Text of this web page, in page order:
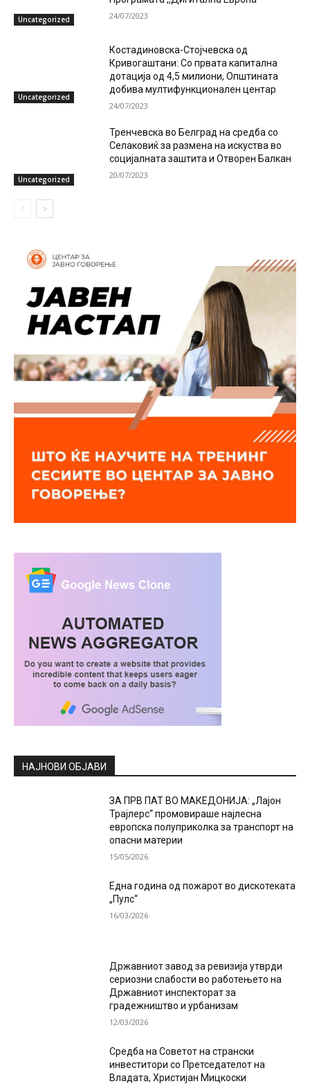
Uncategorized 24/07/2023
Uncategorized
Костадиновска-Стојчевска од
Кривогаштани: Со првата капитална
дотација од 4,5 милиони, Општината
добива мултифункционален центар
24/07/2023
Uncategorized
Тренчевска во Белград на средба со
Селаковиќ за размена на искуства во
социјалната заштита и Отворен Балкан
20/07/2023
НАЈНОВИ ОБЈАВИ
ЗА ПРВ ПАТ ВО МАКЕДОНИЈА: „Лајон
Трајлерс“ промовираше најлесна
европска полуприколка за транспорт на
опасни материи
15/05/2026
Една година од пожарот во дискотеката
„Пулс“
16/03/2026
Државниот завод за ревизија утврди
сериозни слабости во работењето на
Државниот инспекторат за
градежништво и урбанизам
12/03/2026
Средба на Советот на странски
инвеститори со Претседателот на
Владата, Христијан Мицкоски